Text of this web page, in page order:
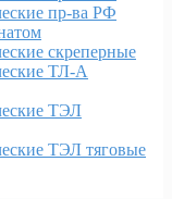
пр-ва РФ
скреперные
ТЛ-А
ТЭЛ
ТЭЛ тяговые